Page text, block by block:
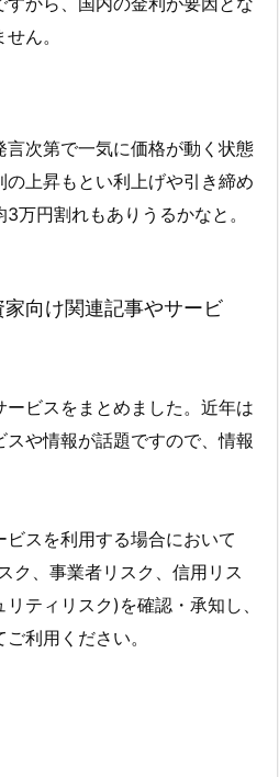
ん。
次第で一気に価格が動く状態
上昇もとい利上げや引き締め
万円割れもありうるかなと。
向け関連記事やサービ
ビスをまとめました。近年は
や情報が話題ですので、情報
スを利用する場合において
ク、事業者リスク、信用リス
ティリスク)を確認・承知し、
利用ください。